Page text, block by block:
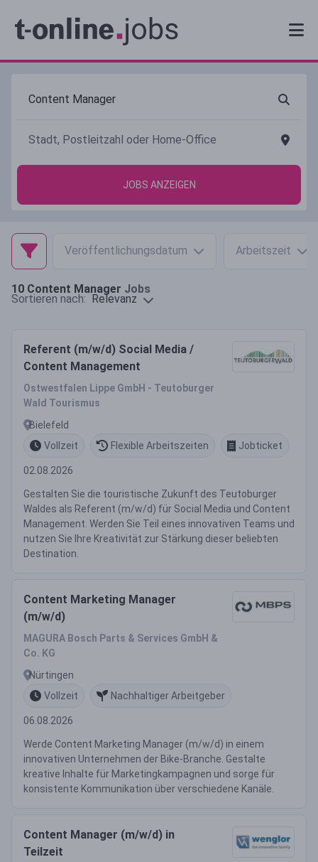
JOBS ANZEIGEN
Veröffentlichungsdatum Arbeitszeit
10 Content Manager Jobs
Sortieren nach: Relevanz
Referent (m/w/d) Social Media /
Content Management
Ostwestfalen Lippe GmbH - Teutoburger
Wald Tourismus
Bielefeld
Vollzeit
Flexible Arbeitszeiten Jobticket
02.08.2026
Gestalten Sie die touristische Zukunft des Teutoburger
Waldes als Referent (m/w/d) für Social Media und Content
Management. Werden Sie Teil eines innovativen Teams und
nutzen Sie Ihre Kreativität zur Stärkung dieser beliebten
Destination.
Content Marketing Manager
(m/w/d)
MAGURA Bosch Parts & Services GmbH &
Co. KG
Nürtingen
Vollzeit
Nachhaltiger Arbeitgeber
06.08.2026
Werde Content Marketing Manager (m/w/d) in einem
innovativen Unternehmen der Bike-Branche. Gestalte
kreative Inhalte für Marketingkampagnen und sorge für
konsistente Kommunikation über verschiedene Kanäle.
Content Manager (m/w/d) in
Teilzeit